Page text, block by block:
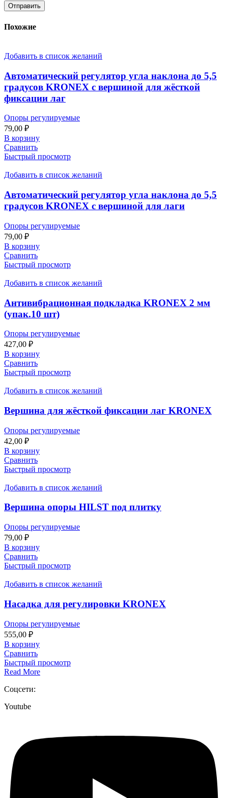
Похожие
Добавить в список желаний
Автоматический регулятор угла наклона до 5,5
градусов KRONEX с вершиной для жёсткой
фиксации лаг
Опоры регулируемые
79,00 ₽
В корзину
Сравнить
Быстрый просмотр
Добавить в список желаний
Автоматический регулятор угла наклона до 5,5
градусов KRONEX с вершиной для лаги
Опоры регулируемые
79,00 ₽
В корзину
Сравнить
Быстрый просмотр
Добавить в список желаний
Антивибрационная подкладка KRONEX 2 мм
(упак.10 шт)
Опоры регулируемые
427,00 ₽
В корзину
Сравнить
Быстрый просмотр
Добавить в список желаний
Вершина для жёсткой фиксации лаг KRONEX
Опоры регулируемые
42,00 ₽
В корзину
Сравнить
Быстрый просмотр
Добавить в список желаний
Вершина опоры HILST под плитку
Опоры регулируемые
79,00 ₽
В корзину
Сравнить
Быстрый просмотр
Добавить в список желаний
Насадка для регулировки KRONEX
Опоры регулируемые
555,00 ₽
В корзину
Сравнить
Быстрый просмотр
Read More
Соцсети:
Youtube